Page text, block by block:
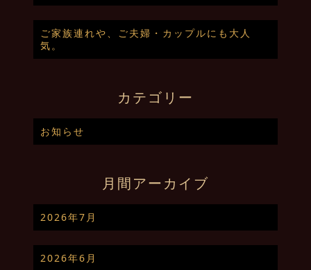
ご家族連れや、ご夫婦・カップルにも大人
気。
カテゴリー
お知らせ
月間アーカイブ
2026年7月
2026年6月